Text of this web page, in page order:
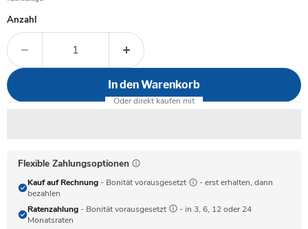
Anzahl
In den Warenkorb
Flexible Zahlungsoptionen
Kauf auf Rechnung - Bonität vorausgesetzt
- erst erhalten, dann
bezahlen
Ratenzahlung - Bonität vorausgesetzt
- in 3, 6, 12 oder 24
Monatsraten